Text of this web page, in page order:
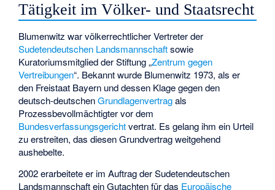
Tätigkeit im Völker- und Staatsrecht
Blumenwitz war völkerrechtlicher Vertreter der
Sudetendeutschen Landsmannschaftsowie
Kuratoriumsmitglied der Stiftung „Zentrum gegen
Vertreibungen“. Bekannt wurde Blumenwitz 1973, als er
den Freistaat Bayern und dessen Klage gegen den
deutsch-deutschenGrundlagenvertragals
Prozessbevollmächtigter vor dem
Bundesverfassungsgerichtvertrat. Es gelang ihm ein Urteil
zu erstreiten, das diesen Grundvertrag weitgehend
aushebelte.
2002 erarbeitete er im Auftrag der Sudetendeutschen
Landsmannschaft ein Gutachten für das Europäische